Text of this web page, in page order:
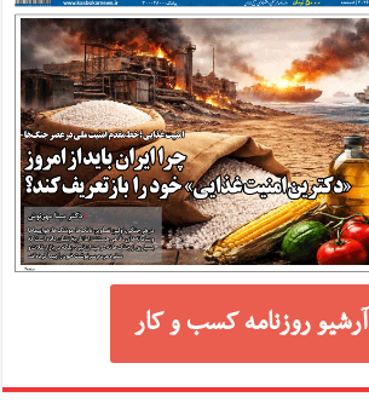
آرشیو روزنامه کسب و کار